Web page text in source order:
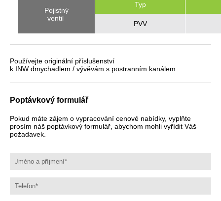
Pojistný
ventil
Typ
PVV
Používejte originální příslušenství
k INW dmychadlem / vývěvám s postranním kanálem
Poptávkový formulář
Pokud máte zájem o vypracování cenové nabídky, vyplňte
prosím náš poptávkový formulář, abychom mohli vyřídit Váš
požadavek.